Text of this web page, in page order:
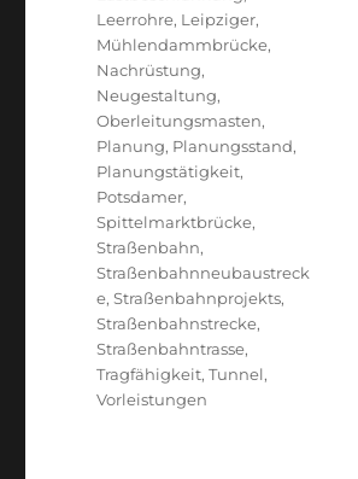
Leerrohre, Leipziger,
Mühlendammbrücke,
Nachrüstung,
Neugestaltung,
Oberleitungsmasten,
Planung, Planungsstand,
Planungstätigkeit,
Potsdamer,
Spittelmarktbrücke,
Straßenbahn,
Straßenbahnneubaustreck
e,Straßenbahnprojekts,
Straßenbahnstrecke,
Straßenbahntrasse,
Tragfähigkeit,Tunnel,
Vorleistungen